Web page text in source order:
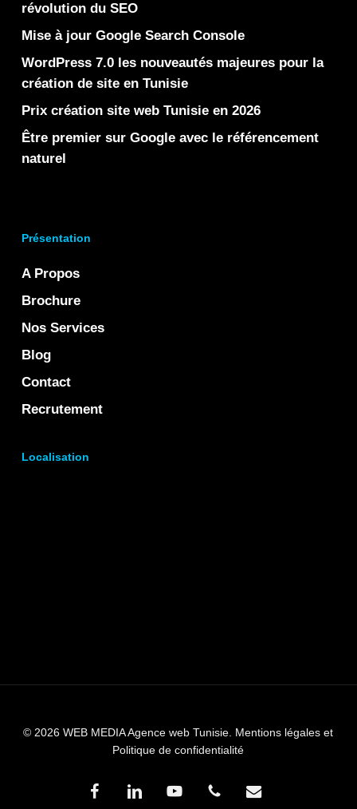
révolution du SEO
Mise à jour Google Search Console
WordPress 7.0 les nouveautés majeures pour la
création de site en Tunisie
Prix création site web Tunisie en 2026
Être premier sur Google avec le référencement
naturel
Présentation
A Propos
Brochure
Nos Services
Blog
Contact
Recrutement
Localisation
© 2026 WEB MEDIA Agence web Tunisie. Mentions légales et
Politique de confidentialité
facebooklinkedin youtube phone email